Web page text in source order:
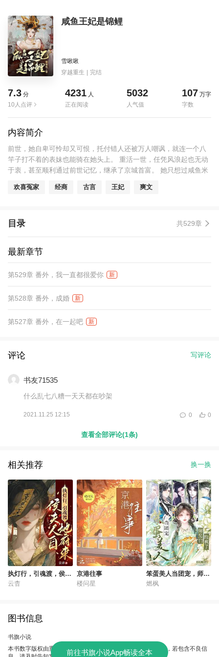
咸鱼王妃是锦鲤
雪啾啾
穿越重生 | 完结
7.3 分
10人点评
4231 人
正在阅读
5032
人气值
107 万字
字数
内容简介
前世，她自卑可怜却又可恨，托付错人还被万人嘲讽，就连一个八
竿子打不着的表妹也能骑在她头上。 重活一世，任凭风浪起也无动
于衷，甚至顺利通过前世记忆，继承了京城首富。 她只想过咸鱼米
情，退婚，关门打狗。 第二件事情，收拾那不知好歹的表妹。 还顺
铺，随手一拍脑袋想出来的不着调商品和策略，居然让商铺迅速崛
欢喜冤家 经商 古言 王妃 爽文
目录 共529章
最新章节
第529章 番外，我一直都很爱你 新
第528章 番外，成婚 新
第527章 番外，在一起吧 新
评论 写评论
书友71535
什么乱七八糟一天天都在吵架
2021.11.25 12:15 0
0
查看全部评论(1条)
相关推荐 换一换
执灯行，引魂渡，侯夫
人自地府来
云杳
京港往事
楼问星
笨蛋美人当团宠，师兄
们抢疯了！
燃枫
图书信息
书旗小说
本书数字版权由重庆万读提供，授权本软件使用、制作、发行，若包含不良信
前往书旗小说App畅读全本